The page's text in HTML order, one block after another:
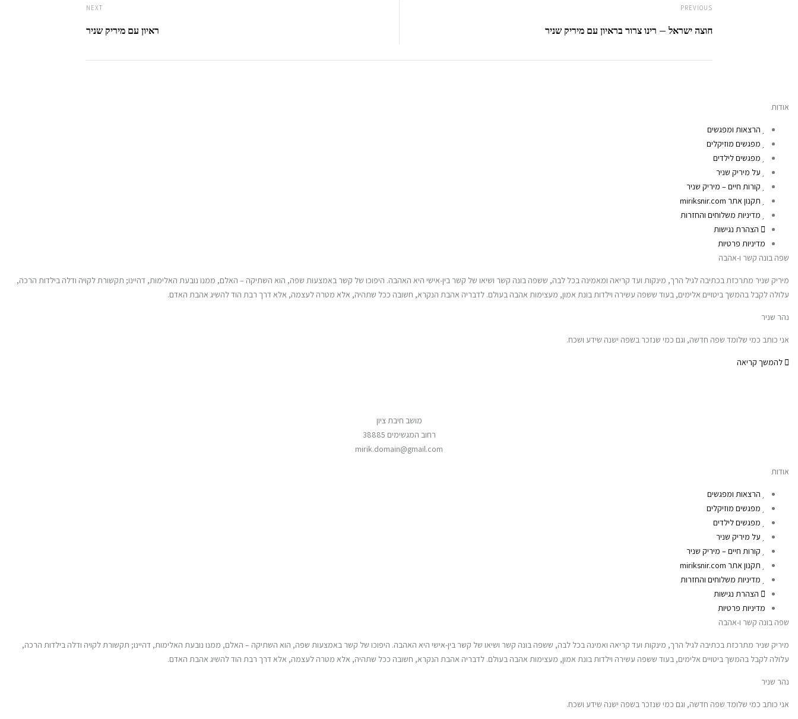
PREVIOUS
חוצה ישראל – רינו צרור בראיון עם מיריק שניר
NEXT
ראיון עם מיריק שניר
אודות
הרצאות ומפגשים
מפגשים מוזיקלים
מפגשים לילדים
על מיריק שניר
קורות חיים – מיריק שניר
תקנון אתר miriksnir.com
מדיניות משלוחים והחזרות
הצהרת נגישות
מדיניות פרטיות
שפה בונה קשר ו-אהבה
מיריק שניר מתרכזת בכתיבה לגיל הרך, מינקות ועד קריאה ומאמינה בכל לבה, ששפה בונה קשר ושיאו של קשר בין-אישי היא האהבה. היפוכו של קשר באמצעות שפה, הוא השתיקה – האלם, ממנו נובעת האלימות, דהיינו; תקשורת לקויה ודלה בילדות הרכה,
עלולה לקבל בהמשך ביטויים אלימים, בעוד ששפה עשירה וילדות בונת אמון, מעצימות אהבה בעולם. לדבריה אהבת הנקרא, חשובה ככל שתהיה, אלא מטרה לעצמה, אלא דרך רבת הוד להשיג אהבת האדם.
נהר שניר
אני כותב כמי שלומד שפה חדשה, וגם כמי שנזכר בשפה ישנה שידע ושכח.
להמשך קריאה
מושב חיבת ציון
רחוב המגשימים 38885
mirik.domain@gmail.com
אודות
הרצאות ומפגשים
מפגשים מוזיקלים
מפגשים לילדים
על מיריק שניר
קורות חיים – מיריק שניר
תקנון אתר miriksnir.com
מדיניות משלוחים והחזרות
הצהרת נגישות
מדיניות פרטיות
שפה בונה קשר ו-אהבה
מיריק שניר מתרכזת בכתיבה לגיל הרך, מינקות ועד קריאה ואמינה בכל לבה, ששפה בונה קשר ושיאו של קשר בין-אישי היא האהבה. היפוכו של קשר באמצעות שפה, הוא השתיקה – האלם, ממנו נובעת האלימות, דהיינו; תקשורת לקויה ודלה בילדות הרכה,
עלולה לקבל בהמשך ביטויים אלימים, בעוד ששפה עשירה וילדות בונת אמון, מעצימות אהבה בעולם. לדבריה אהבת הנקרא, חשובה ככל שתהיה, אלא מטרה לעצמה, אלא דרך רבת הוד להשיג אהבת האדם.
נהר שניר
אני כותב כמי שלומד שפה חדשה, וגם כמי שנזכר בשפה ישנה שידע ושכח.